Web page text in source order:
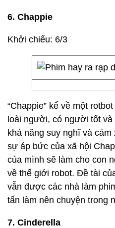
6. Chappie
Khởi chiếu: 6/3
“Chappie” kể về một
loài người, có người tốt
khả năng suy nghĩ và
sự áp bức của xã hội
của mình sẽ làm cho con
về thế giới robot. Đề tài
vẫn được các nhà làm
tấn làm nên chuyện trong
7. Cinderella